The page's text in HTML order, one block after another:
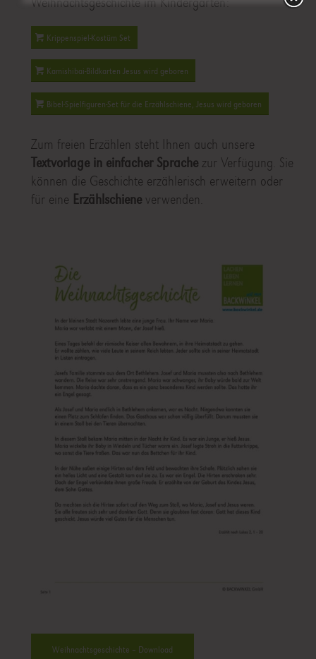
Krippenspiel-Kostüm Set
Kamishibai-Bildkarten Jesus wird geboren
Bibel-Spielfiguren-Set für die Erzählschiene, Jesus wird geboren
Zum freien Erzählen steht Ihnen auch unsere
Textvorlage in einfacher Sprachezur Verfügung. Sie
können die Geschichte erzählerisch erweitern oder
für eine Erzählschieneverwenden.
Weihnachtsgeschichte – Download